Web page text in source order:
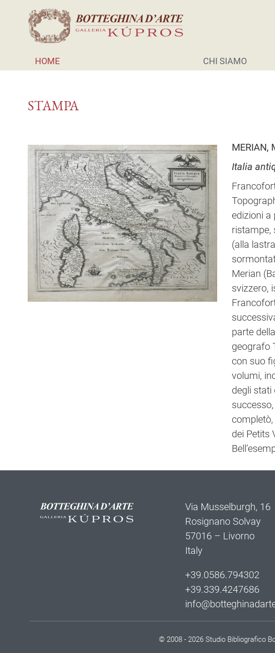
HOME CHI SIAMO
STAMPA
MERIAN,
Italia
edizioni a
ristampe,
(alla
Merian
svizzero,
parte
geografo
con suo
volumi,
degli stati
dei Petits
Via Musselburgh, 16
Rosignano Solvay
57016 – Livorno
Italy
+39.0586.794302
+39.339.4247686
© 2008 - 2026 Studio Bibliografico